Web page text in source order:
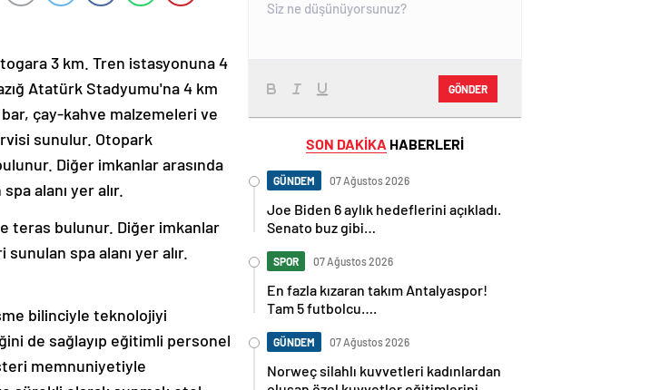
3 km. Tren istasyonuna 4
Atatürk Stadyumu'na 4 km
çay-kahve malzemeleri ve
sunulur. Otopark
Diğer imkanlar arasında
alanı yer alır.
teras bulunur. Diğer imkanlar
spa alanı yer alır.
bilinciyle teknolojiyi
de sağlayıp eğitimli personel
memnuniyetiyle
GÖNDER
SON DAKİKA HABERLERİ
GÜNDEM 07 Ağustos 2026
Joe Biden 6 aylık hedeflerini açıkladı.
Senato buz gibi…
SPOR 07 Ağustos 2026
En fazla kızaran takım Antalyaspor!
Tam 5 futbolcu….
GÜNDEM 07 Ağustos 2026
Norweç silahlı kuvvetleri kadınlardan